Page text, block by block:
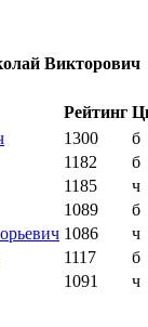
Викторович
Рейтинг
1300
б
1182
б
1185
ч
1089
б
1086
ч
1117
б
1091
ч